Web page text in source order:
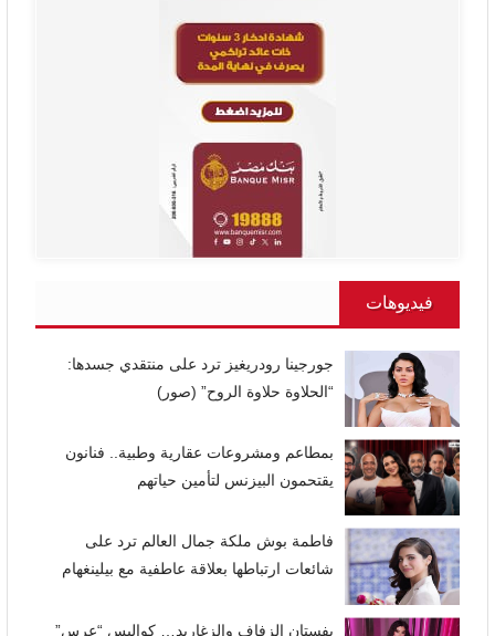
فيديوهات
جورجينا رودريغيز ترد على منتقدي جسدها:
“الحلاوة حلاوة الروح” (صور)
بمطاعم ومشروعات عقارية وطبية.. فنانون
يقتحمون البيزنس لتأمين حياتهم
فاطمة بوش ملكة جمال العالم ترد على
شائعات ارتباطها بعلاقة عاطفية مع بيلينغهام
بفستان الزفاف والزغاريد… كواليس “عرس”